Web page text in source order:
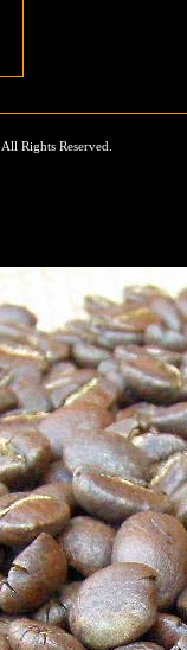
. All Rights Reserved.